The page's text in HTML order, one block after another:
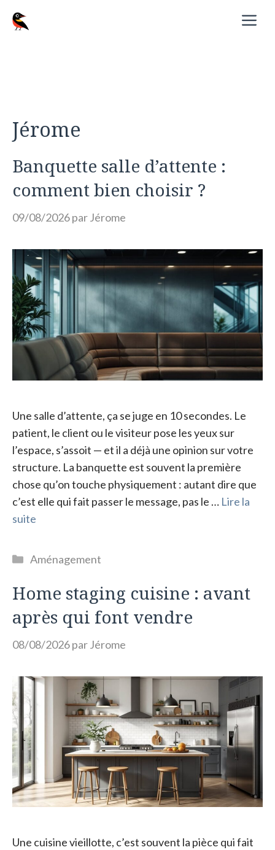
Jérome
Banquette salle d’attente :
comment bien choisir ?
09/08/2026parJérome
Une salle d’attente, ça se juge en 10 secondes. Le
patient, le client ou le visiteur pose les yeux sur
l’espace, s’assoit — et il a déjà une opinion sur votre
structure. La banquette est souvent la première
chose qu’on touche physiquement : autant dire que
c’est elle qui fait passer le message, pas le … Lire la
suite
Catégories
Aménagement
Home staging cuisine : avant
après qui font vendre
08/08/2026parJérome
Une cuisine vieillotte, c’est souvent la pièce qui fait